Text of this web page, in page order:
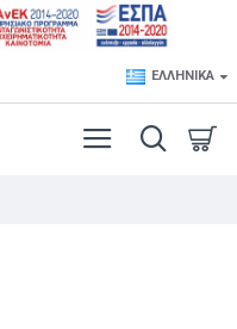
ΕΛΛΗΝΙΚΆ